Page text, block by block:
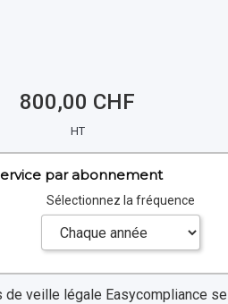
800,00 CHF
HT
par abonnement
Sélectionnez la fréquence
de veille légale Easycompliance